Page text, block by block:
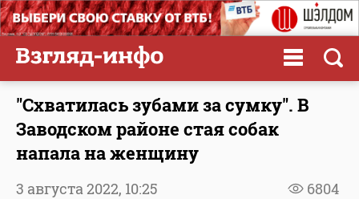
"Схватилась зубами за сумку". В
Заводском районе стая собак
напала на женщину
6804
3 августа 2022, 10:25